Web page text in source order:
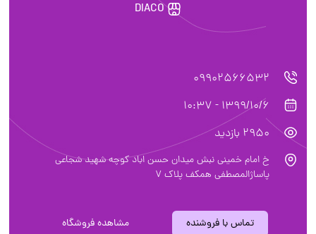
DIACO
09902566532
1399/10/6 - 10:37
2950 بازدید
خ امام خمینی نبش میدان حسن اباد کوچه شهید شجاعی
پاساژالمصطفی همکف پلاک 7
تماس با فروشنده مشاهده فروشگاه